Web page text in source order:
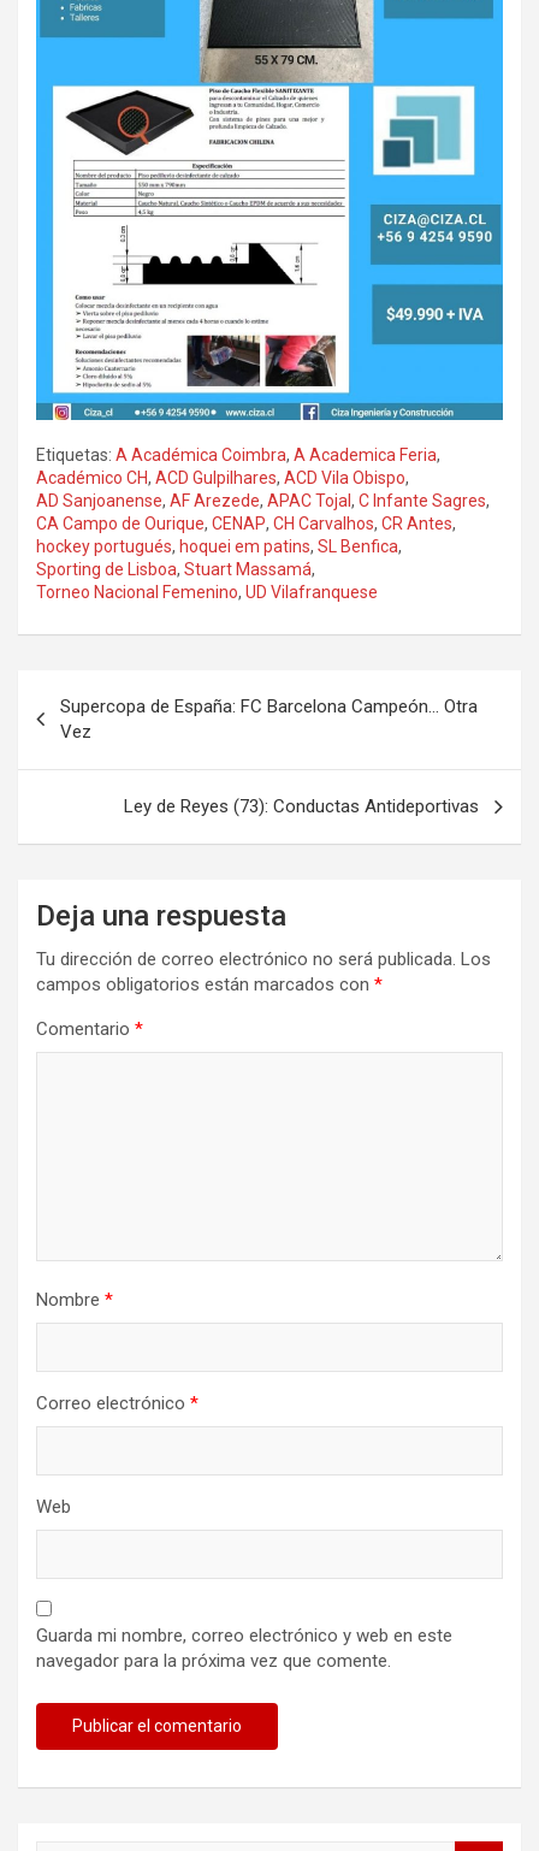
Etiquetas: A Académica Coimbra, A Academica Feria,
Académico CH, ACD Gulpilhares, ACD Vila Obispo,
AD Sanjoanense, AF Arezede, APAC Tojal, C Infante Sagres,
CA Campo de Ourique, CENAP, CH Carvalhos, CR Antes,
hockey portugués, hoquei em patins, SL Benfica,
Sporting de Lisboa, Stuart Massamá,
Torneo Nacional Femenino, UD Vilafranquese
de
entradas
Supercopa de España: FC Barcelona Campeón… Otra
Vez
Ley de Reyes (73): Conductas Antideportivas
Deja una respuesta
Tu dirección de correo electrónico no será publicada. Los
campos obligatorios están marcados con *
Comentario *
Nombre *
Correo electrónico *
Web
Guarda mi nombre, correo electrónico y web en este
navegador para la próxima vez que comente.